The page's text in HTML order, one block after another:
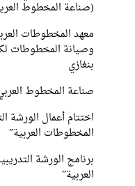
(صناعة المخطوط
معهد المخطوطات
وصيانة المخطوطات
بنغازي
صناعة المخطوط
اختتام أعمال الورشة
المخطوطات العربية”
برنامج الورشة
العربية”